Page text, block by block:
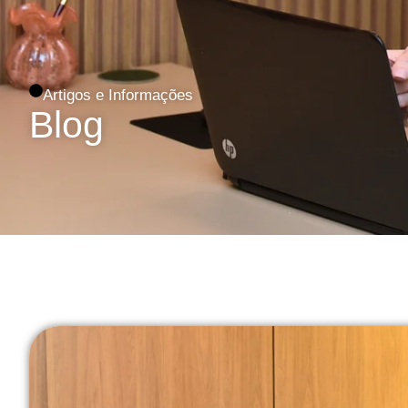
Artigos e Informações
Blog